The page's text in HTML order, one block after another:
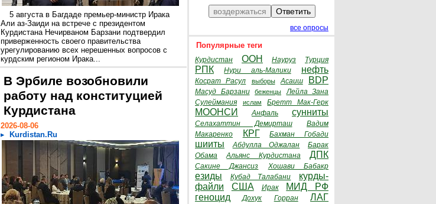
5 августа в Багдаде премьер-министр Ирака
Али аз-Заиди на встрече с президентом
Курдистана Нечирваном Барзани подтвердил
приверженность своего правительства
урегулированию всех нерешенных вопросов с
курдским регионом Ирака...
В Эрбиле возобновили
работу над конституцией
Курдистана
2026-08-06
Kurdistan.Ru
все опросы
Популярные теги
Курдистан ООН Науруз Турция
РПК Нури аль-Малики нефть
Косрат Расул выборы Асаиш BDP
Масуд Барзани беженцы
Лейла Зана
Сулеймания
ислам Бретт Мак-Герк
МООНСИ Анфаль сунниты
Селахаттин Демирташ
Вадим
Макаренко
КРГ Бахман Гобади
шииты Абдулла Оджалан
Барак
Обама
Альянс Курдистана ДПК
Сакине Джансиз Хошави Бабакр
езиды Кубад Талабани
курды-
файли
США Ирак
МИД РФ
геноцид
Дохук Горран ЛАГ